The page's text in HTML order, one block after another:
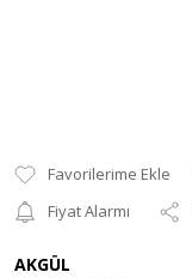
Fiyat Alarmı
AKGÜL